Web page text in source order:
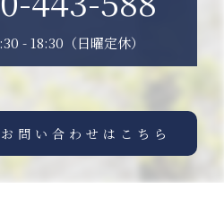
- 18:30（日曜定休）
問い合わせはこちら